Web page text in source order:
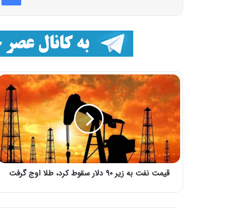
قیمت نفت به زیر ۹۰ دلار سقوط کرد، طلا اوج گرفت